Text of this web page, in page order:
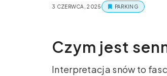
3 CZERWCA, 2025 PARKING
Czym jest
Interpretacja snów to